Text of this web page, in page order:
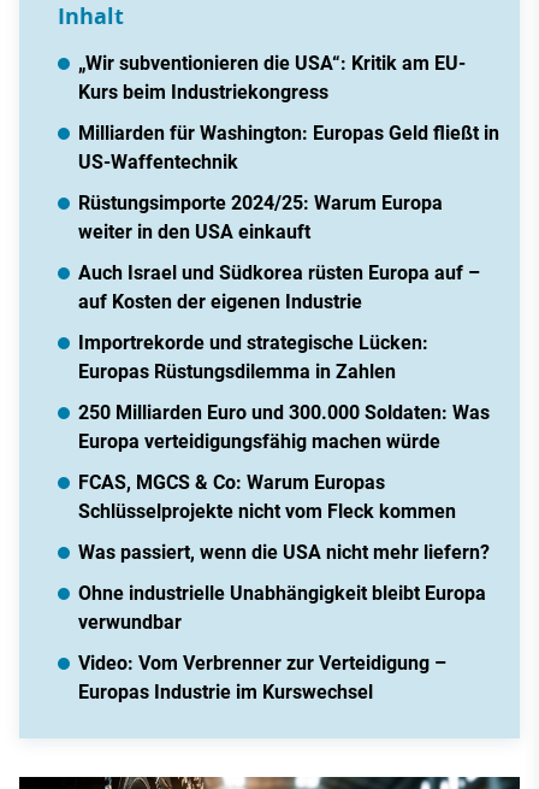
Inhalt
„Wir subventionieren die USA“: Kritik am EU-
Kurs beim Industriekongress
Milliarden für Washington: Europas Geld fließt in
US-Waffentechnik
Rüstungsimporte 2024/25: Warum Europa
weiter in den USA einkauft
Auch Israel und Südkorea rüsten Europa auf –
auf Kosten der eigenen Industrie
Importrekorde und strategische Lücken:
Europas Rüstungsdilemma in Zahlen
250 Milliarden Euro und 300.000 Soldaten: Was
Europa verteidigungsfähig machen würde
FCAS, MGCS & Co: Warum Europas
Schlüsselprojekte nicht vom Fleck kommen
Was passiert, wenn die USA nicht mehr liefern?
Ohne industrielle Unabhängigkeit bleibt Europa
verwundbar
Video: Vom Verbrenner zur Verteidigung –
Europas Industrie im Kurswechsel